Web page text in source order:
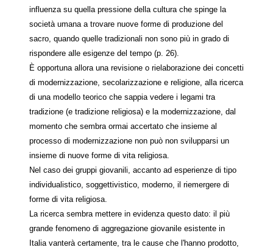
influenza su quella pressione della cultura che spinge la
società umana a trovare nuove forme di produzione del
sacro, quando quelle tradizionali non sono più in grado di
rispondere alle esigenze del tempo (p. 26).
È opportuna allora una revisione o rielaborazione dei concetti
di modernizzazione, secolarizzazione e religione, alla ricerca
di una modello teorico che sappia vedere i legami tra
tradizione (e tradizione religiosa) e la modernizzazione, dal
momento che sembra ormai accertato che insieme al
processo di modernizzazione non può non svilupparsi un
insieme di nuove forme di vita religiosa.
Nel caso dei gruppi giovanili, accanto ad esperienze di tipo
individualistico, soggettivistico, moderno, il riemergere di
forme di vita religiosa.
La ricerca sembra mettere in evidenza questo dato: il più
grande fenomeno di aggregazione giovanile esistente in
Italia vanterà certamente, tra le cause che l'hanno prodotto,